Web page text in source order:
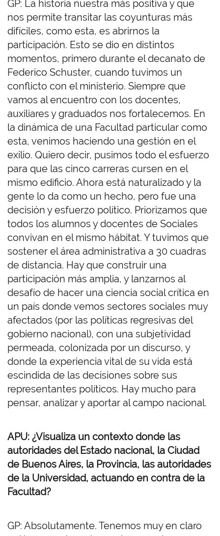
GP: La historia nuestra más positiva y que
nos permite transitar las coyunturas más
difíciles, como esta, es abrirnos la
participación. Esto se dio en distintos
momentos, primero durante el decanato de
Federico Schuster, cuando tuvimos un
conflicto con el ministerio. Siempre que
vamos al encuentro con los docentes,
auxiliares y graduados nos fortalecemos. En
la dinámica de una Facultad particular como
esta, venimos haciendo una gestión en el
exilio. Quiero decir, pusimos todo el esfuerzo
para que las cinco carreras cursen en el
mismo edificio. Ahora está naturalizado y la
gente lo da como un hecho, pero fue una
decisión y esfuerzo político. Priorizamos que
todos los alumnos y docentes de Sociales
convivan en el mismo hábitat. Y tuvimos que
sostener el área administrativa a 30 cuadras
de distancia. Hay que construir una
participación más amplia, y lanzarnos al
desafío de hacer una ciencia social crítica en
un país donde vemos sectores sociales muy
afectados (por las políticas regresivas del
gobierno nacional), con una subjetividad
permeada, colonizada por un discurso, y
donde la experiencia vital de su vida está
escindida de las decisiones sobre sus
representantes políticos. Hay mucho para
pensar, analizar y aportar al campo nacional.
APU: ¿Visualiza un contexto donde las
autoridades del Estado nacional, la Ciudad
de Buenos Aires, la Provincia, las autoridades
de la Universidad, actuando en contra de la
Facultad?
GP: Absolutamente. Tenemos muy en claro